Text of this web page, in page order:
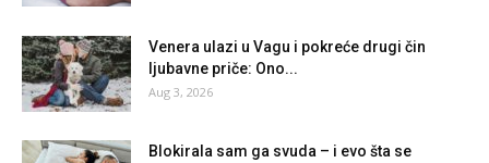
Venera ulazi u Vagu i pokreće drugi čin
ljubavne priče: Ono...
Aug 3, 2026
Blokirala sam ga svuda – i evo šta se